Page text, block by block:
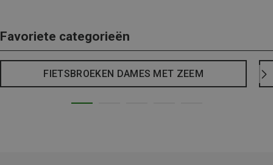
Favoriete categorieën
FIETSBROEKEN DAMES MET ZEEM